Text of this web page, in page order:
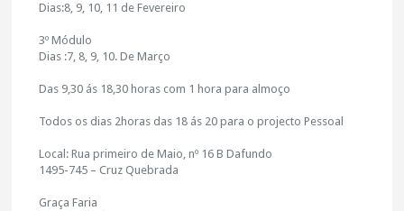
Dias:8, 9, 10, 11 de Fevereiro
3º Módulo
Dias :7, 8, 9, 10. De Março
Das 9,30 ás 18,30 horas com 1 hora para almoço
Todos os dias 2horas das 18 ás 20 para o projecto Pessoal
Local: Rua primeiro de Maio, nº 16 B Dafundo
1495-745 – Cruz Quebrada
Graça Faria